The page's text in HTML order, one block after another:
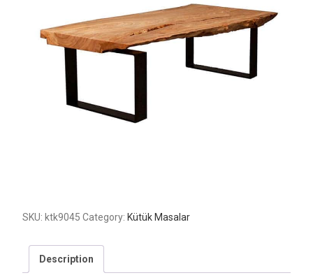
SKU: ktk9045 Category: Kütük Masalar
Description